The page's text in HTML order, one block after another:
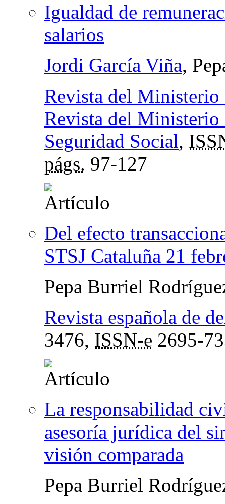
Igualdad de
salarios
Jordi García Viña,
Revista del Ministerio
Revista del
Seguridad Social,
págs. 97-127
Del efecto
STSJ Cataluña 21
Pepa Burriel
Revista española de
3476, ISSN-e 2695-
La responsabilidad
asesoría jurídica del
visión comparada
Pepa Burriel